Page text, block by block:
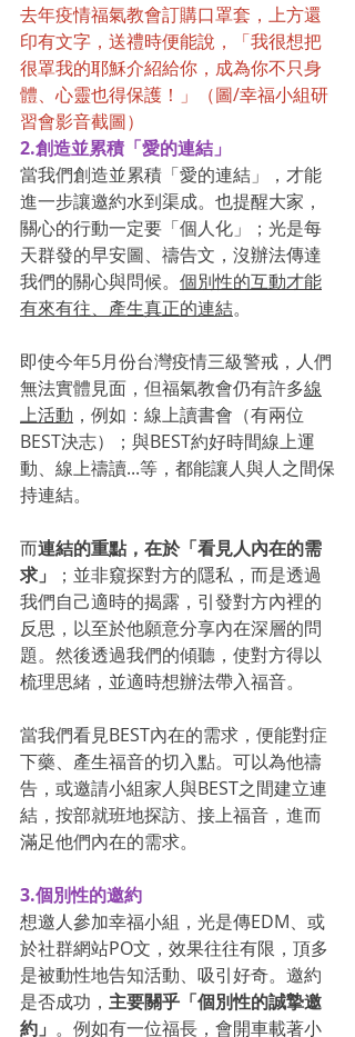
去年疫情福氣教會訂購口罩套，上方還
印有文字，送禮時便能說，「我很想把
很罩我的耶穌介紹給你，成為你不只身
體、心靈也得保護！」
（圖/幸福小組研
習會影音截圖）
2.創造並累積「愛的連結」
當我們創造並累積「愛的連結」，才能
進一步讓邀約水到渠成。也提醒大家，
關心的行動一定要「個人化」；光是每
天群發的早安圖、禱告文，沒辦法傳達
我們的關心與問候。 個別性的互動才能
有來有往、產生真正的連結。
即使今年5月份台灣疫情三級警戒，人們
無法實體見面，但福氣教會仍有許多線
上活動 ，例如：線上讀書會（有兩位
BEST決志）；與BEST約好時間線上運
動、線上禱讀...等，都能讓人與人之間保
持連結。
而連結的重點，在於「看見人內在的需
求」
；並非窺探對方的隱私，而是透過
我們自己適時的揭露，引發對方內裡的
反思，以至於他願意分享內在深層的問
題。然後透過我們的傾聽，使對方得以
梳理思緒，並適時想辦法帶入福音。
當我們看見BEST內在的需求，便能對症
下藥、產生福音的切入點。可以為他禱
告，或邀請小組家人與BEST之間建立連
結，按部就班地探訪、接上福音，進而
滿足他們內在的需求。
3.個別性的邀約
想邀人參加幸福小組，光是傳EDM、或
於社群網站PO文，效果往往有限，頂多
是被動性地告知活動、吸引好奇。邀約
是否成功， 主要關乎「個別性的誠摯邀
約」 。例如有一位福長，會開車載著小